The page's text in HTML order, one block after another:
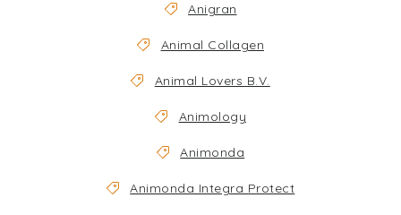
Anigran
Animal Collagen
Animal Lovers B.V.
Animology
Animonda
Animonda Integra Protect